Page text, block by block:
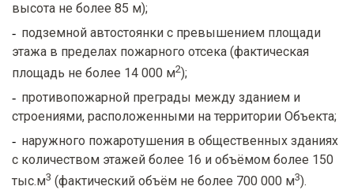
высота не более 85 м);
подземной автостоянки с превышением площади
этажа в пределах пожарного отсека (фактическая
площадь не более 14 000 м2);
противопожарной преграды между зданием и
строениями, расположенными на территории Объекта;
наружного пожаротушения в общественных зданиях
с количеством этажей более 16 и объёмом более 150
тыс.м3 (фактический объём не более 700 000 м3).